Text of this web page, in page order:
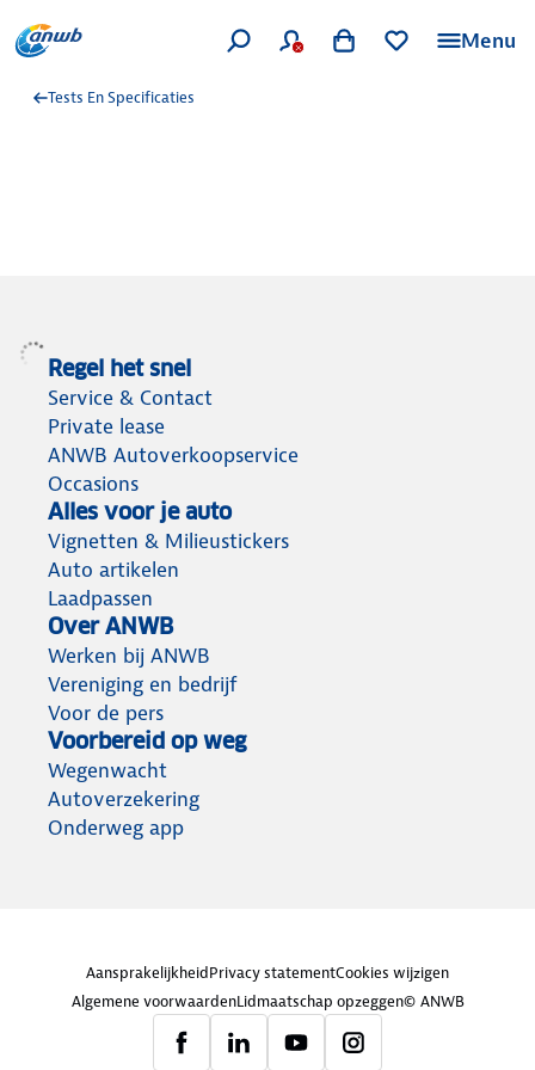
Menu
Tests En Specificaties
Regel het snel
Service & Contact
Private lease
ANWB Autoverkoopservice
Occasions
Alles voor je auto
Vignetten & Milieustickers
Auto artikelen
Laadpassen
Over ANWB
Werken bij ANWB
Vereniging en bedrijf
Voor de pers
Voorbereid op weg
Wegenwacht
Autoverzekering
Onderweg app
AansprakelijkheidPrivacy statementCookies wijzigen
Algemene voorwaardenLidmaatschap opzeggen© ANWB